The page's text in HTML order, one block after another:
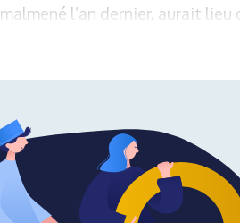
malmené l’an dernier, aurait lieu